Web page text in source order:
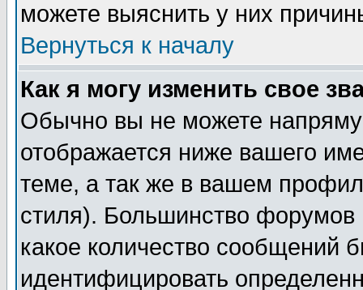
можете выяснить у них
Вернуться к началу
Как я могу изменить свое
Обычно вы не можете
отображается ниже вашего
теме, а так же в вашем
стиля). Большинство форумов
какое количество сообщений
идентифицировать